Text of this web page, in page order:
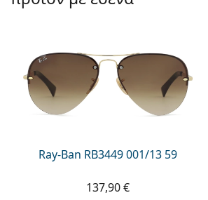
Persol
Όλες οι μάρκες
Ray-Ban RB3449 001/13 59
137,90 €